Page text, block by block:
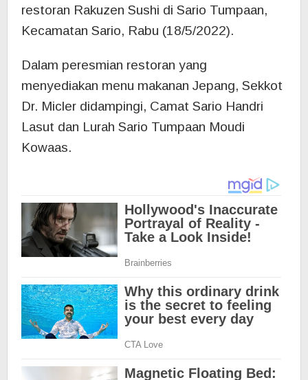
restoran Rakuzen Sushi di Sario Tumpaan,
Kecamatan Sario, Rabu (18/5/2022).
Dalam peresmian restoran yang
menyediakan menu makanan Jepang, Sekkot
Dr. Micler didampingi, Camat Sario Handri
Lasut dan Lurah Sario Tumpaan Moudi
Kowaas.